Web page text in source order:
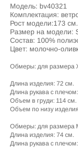
Модель: bv40321
Комплектация:
Рост модели:173 см.
Размер на модели:
Состав: 100%
Цвет: молочно-
Обмеры: для размера
Длина изделия: 72 см.
Длина рукава с
Объем в груди: 114 см.
Объем по низу
Обмеры: для размера
Длина изделия: 74 см.
Длина рукава с